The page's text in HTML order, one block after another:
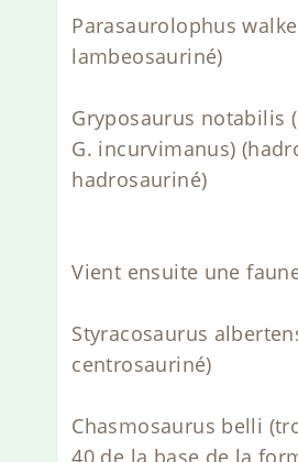
Parasaurolophus
lambeosauriné)
Gryposaurus notabilis
G. incurvimanus)
hadrosauriné)
Vient ensuite une
Styracosaurus
centrosauriné)
Chasmosaurus belli
40 de la base de la